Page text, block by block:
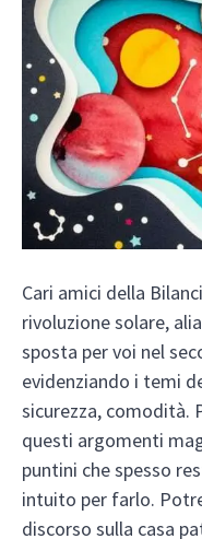
Cari amici della
rivoluzione solare,
sposta per voi nel
evidenziando i temi
sicurezza, comodità.
questi argomenti
puntini che spesso
intuito per farlo.
discorso sulla casa